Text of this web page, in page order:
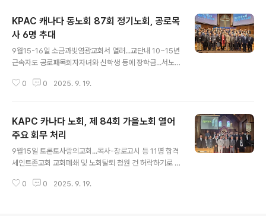
KPAC 캐나다 동노회 87회 정기노회, 공로목
사 6명 추대
9월15-16일 소금과빛염광교회서 열려...교단내 10~15년
근속자도 공로패목회자자녀와 신학생 등에 장학금...서노
금재(런던한인장로), 이재석(큰빛) 등 4명 목사안수 KPAC
0년·15년 근속자들에게도 공로패를 증정했다. 또 목회자
자녀와 신학생 등 10명에게 장학금을 수여했다. 이틀째는
폐회에 앞서 목사 4명의 안수식도 거행했다. 지난 9월15
일 소금과 빛 염광교회(담임 이요환 목사)에서 목사총대 총
89명 중 64명, 장로총대 58명 중 32명 등 총 96명이 참
석한 가운데 열린 정기노회는 16일까지 이틀간 회무처리
0 0 2025. 9. 19.
KAPC 카나다 노회, 제 84회 가을노회 열어
주요 회무 처리
9월15일 토론토사랑의교회...목사-장로고시 등 11명 합격
세인트존교회 교회폐쇄 및 노회탈퇴 청원 건 허락하기로 K
토론토 사랑의교회 담임목사)가 2025 제84회 정기노회
0 0 2025. 9. 19.